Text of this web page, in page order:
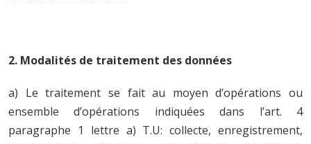
2. Modalités de traitement des données
a) Le traitement se fait au moyen d’opérations ou
ensemble d’opérations indiquées dans l’art. 4
paragraphe 1 lettre a) T.U: collecte, enregistrement,